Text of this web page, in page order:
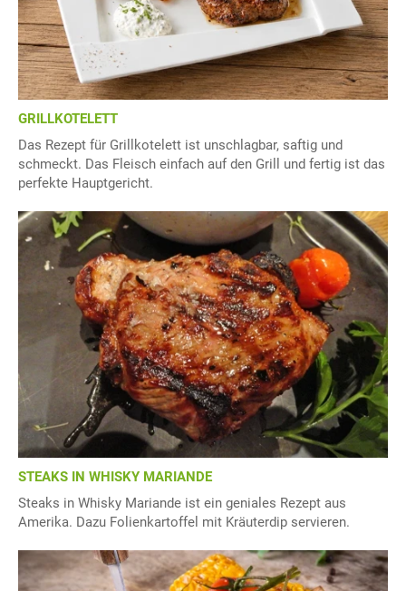
GRILLKOTELETT
Das Rezept für Grillkotelett ist unschlagbar, saftig und
schmeckt. Das Fleisch einfach auf den Grill und fertig ist das
perfekte Hauptgericht.
STEAKS IN WHISKY MARIANDE
Steaks in Whisky Mariande ist ein geniales Rezept aus
Amerika. Dazu Folienkartoffel mit Kräuterdip servieren.